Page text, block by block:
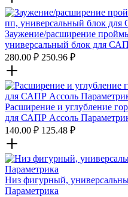
Заужение/расширение
универсальный блок для
280.00 ₽ 250.96 ₽
Расширение и углубление
для САПР Ассоль
140.00 ₽ 125.48 ₽
Низ фигурный,
Параметрика